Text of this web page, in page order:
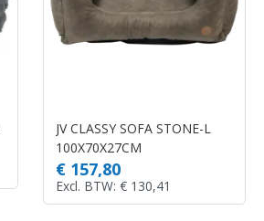
JV CLASSY SOFA STONE-L
100X70X27CM
€ 157,80
Excl. BTW: € 130,41